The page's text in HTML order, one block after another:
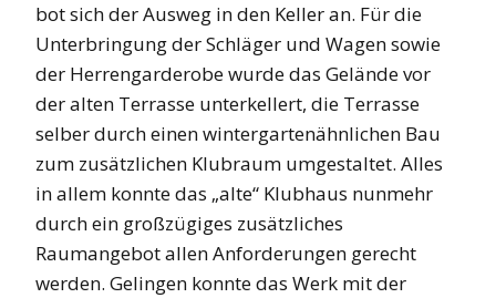
bot sich der Ausweg in den Keller an. Für die
Unterbringung der Schläger und Wagen sowie
der Herrengarderobe wurde das Gelände vor
der alten Terrasse unterkellert, die Terrasse
selber durch einen wintergartenähnlichen Bau
zum zusätzlichen Klubraum umgestaltet. Alles
in allem konnte das „alte“ Klubhaus nunmehr
durch ein großzügiges zusätzliches
Raumangebot allen Anforderungen gerecht
werden. Gelingen konnte das Werk mit der